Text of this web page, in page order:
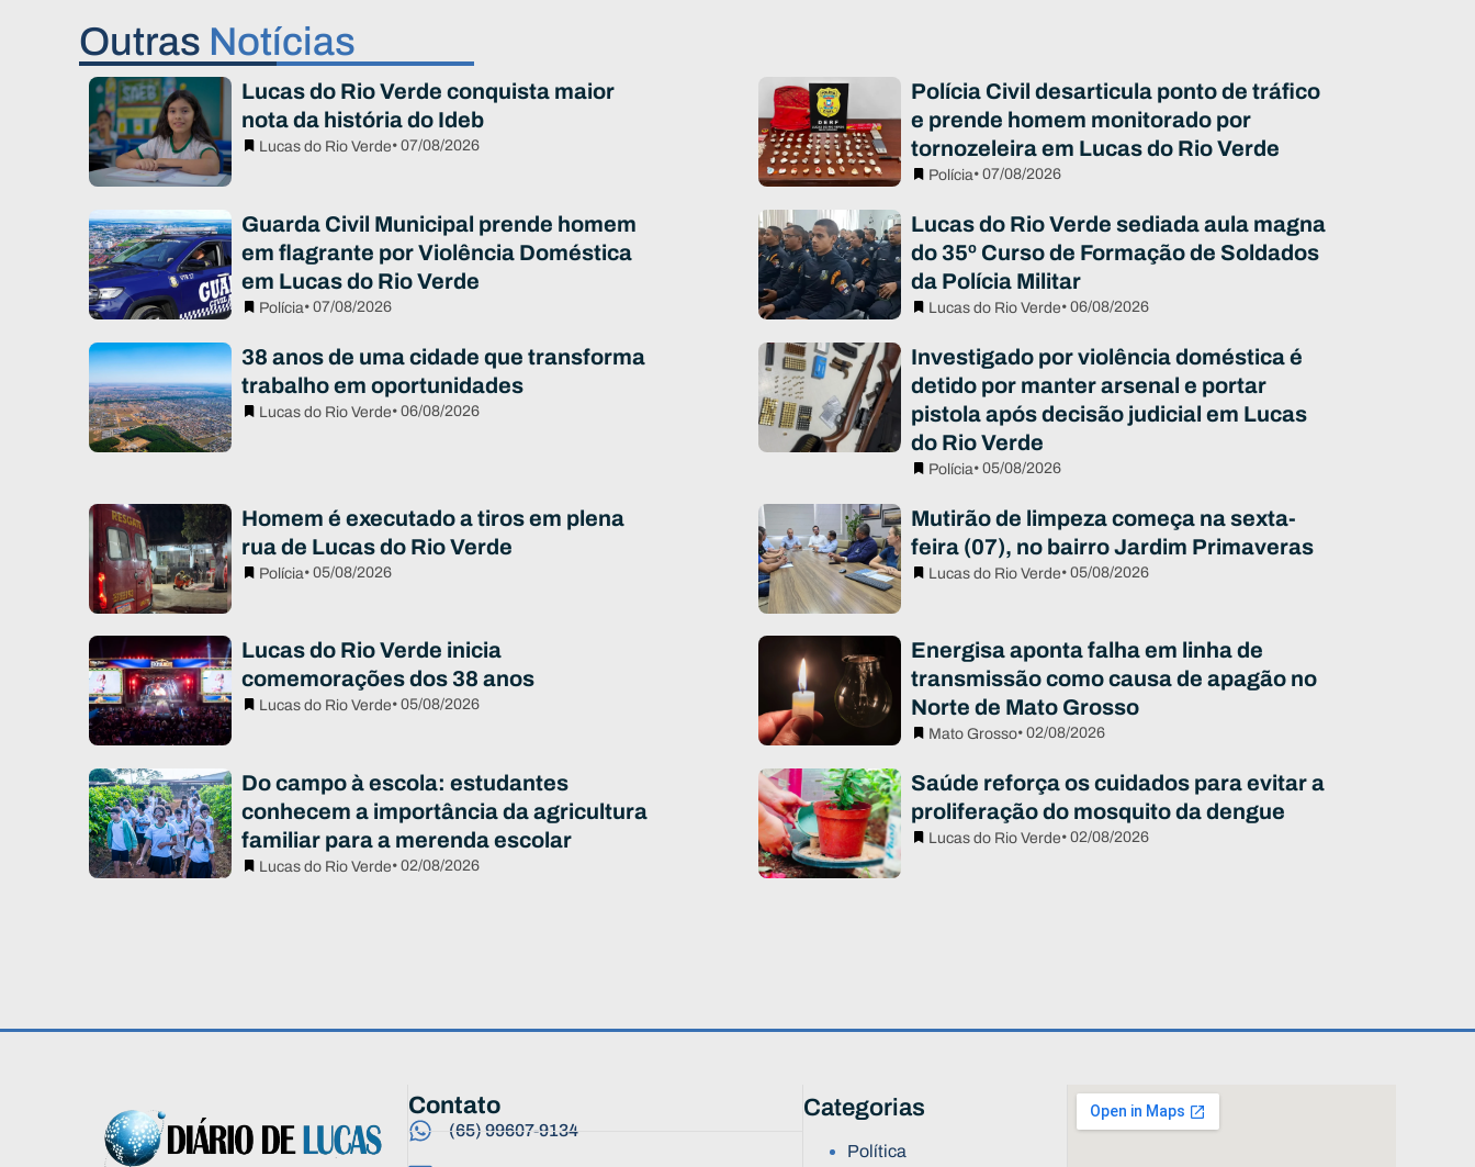
Outras Notícias
Lucas do Rio Verde conquista maior
nota da história do Ideb
Lucas do Rio Verde• 07/08/2026
Polícia Civil desarticula ponto de tráfico
e prende homem monitorado por
tornozeleira em Lucas do Rio Verde
Polícia• 07/08/2026
Guarda Civil Municipal prende homem
em flagrante por Violência Doméstica
em Lucas do Rio Verde
Polícia• 07/08/2026
Lucas do Rio Verde sediada aula magna
do 35º Curso de Formação de Soldados
da Polícia Militar
Lucas do Rio Verde• 06/08/2026
38 anos de uma cidade que transforma
trabalho em oportunidades
Lucas do Rio Verde• 06/08/2026
Investigado por violência doméstica é
detido por manter arsenal e portar
pistola após decisão judicial em Lucas
do Rio Verde
Polícia• 05/08/2026
Homem é executado a tiros em plena
rua de Lucas do Rio Verde
Polícia• 05/08/2026
Mutirão de limpeza começa na sexta-
feira (07), no bairro Jardim Primaveras
Lucas do Rio Verde• 05/08/2026
Lucas do Rio Verde inicia
comemorações dos 38 anos
Lucas do Rio Verde• 05/08/2026
Energisa aponta falha em linha de
transmissão como causa de apagão no
Norte de Mato Grosso
Mato Grosso• 02/08/2026
Do campo à escola: estudantes
conhecem a importância da agricultura
familiar para a merenda escolar
Lucas do Rio Verde• 02/08/2026
Saúde reforça os cuidados para evitar a
proliferação do mosquito da dengue
Lucas do Rio Verde• 02/08/2026
Contato
(65) 99607-9134
Categorias
Política